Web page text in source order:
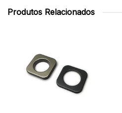
Produtos Relacionados